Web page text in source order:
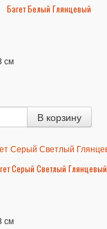
Багет Белый Глянцевый
см
Серый Светлый Глянцевый
см